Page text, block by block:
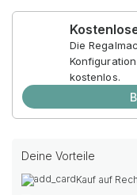
Die
kostenlos.
Deine Vorteile
Kauf auf